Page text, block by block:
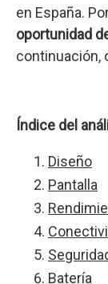
en España.
oportunidad
continuación,
Índice del
Diseño
Pantalla
Batería